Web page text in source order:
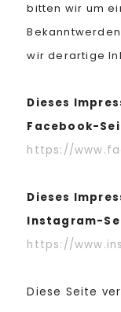
bitten wir um
wir derartige
Dieses
Facebook-
https://
Dieses
Instagram-
https://
Diese Seite